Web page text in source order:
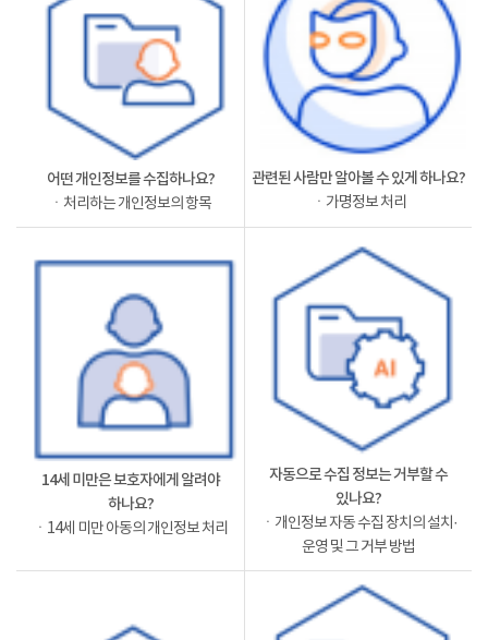
어떤 개인정보를 수집하나요?
ㆍ처리하는 개인정보의 항목
관련된 사람만 알아볼 수 있게 하나요?
ㆍ가명정보 처리
14세 미만은 보호자에게 알려야
하나요?
ㆍ14세 미만 아동의 개인정보 처리
자동으로 수집 정보는 거부할 수
있나요?
ㆍ개인정보 자동 수집 장치의 설치·
운영 및 그 거부 방법